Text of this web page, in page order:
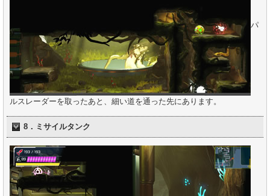
パ
ルスレーダーを取ったあと、細い道を通った先にあります。
8．ミサイルタンク